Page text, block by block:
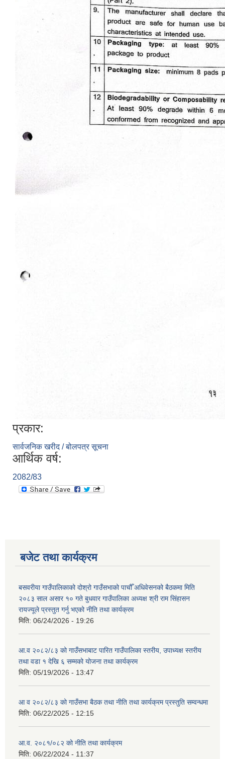
प्रकार:
सार्वजनिक खरीद / बोलपत्र सूचना
आर्थिक वर्ष:
2082/83
बजेट तथा कार्यक्रम
बसवरीया गाउँपालिकाको दोश्रो गाउँसभाको पाचौँ अधिवेसनको बैठकमा मिति
२०८३ साल असार १० गते बुधवार गाउँपालिका अध्यक्ष श्री राम सिंहासन
रायज्यूले प्रस्तुत गर्नु भएको नीति तथा कार्यक्रम
मिति: 06/24/2026 - 19:26
आ.व २०८२/८३ को गाउँसभाबाट पारित गाउँपालिका स्तरीय, उपाध्यक्ष स्तरीय
तथा वडा १ देखि ६ सम्मको योजना तथा कार्यक्रम
मिति: 05/19/2026 - 13:47
आ व २०८२/८३ को गाउँसभा बैठक तथा नीति तथा कार्यक्रम प्रस्तुति सम्वन्धमा
मिति: 06/22/2025 - 12:15
आ.व. २०८१/०८२ को नीति तथा कार्यक्रम
मिति: 06/22/2024 - 11:37